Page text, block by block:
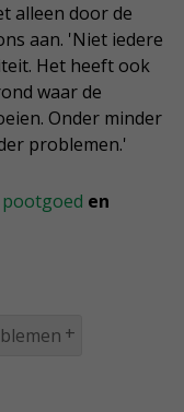
alleen door de
aan. 'Niet iedere
Het heeft ook
waar de
Onder minder
problemen.'
pootgoed en